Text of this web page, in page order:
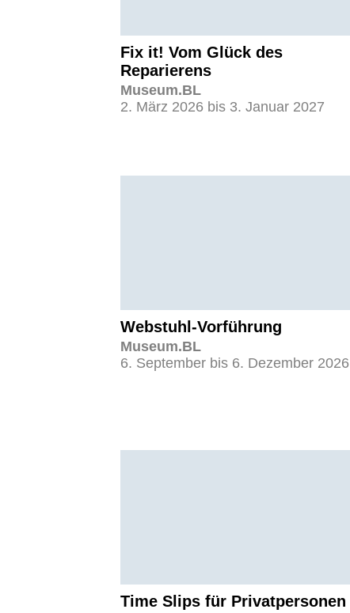
Fix it! Vom Glück des
Reparierens
Museum.BL
2. März 2026 bis 3. Januar 2027
Webstuhl-Vorführung
Museum.BL
6. September bis 6. Dezember 2026
Time Slips für Privatpersonen